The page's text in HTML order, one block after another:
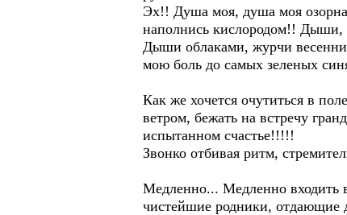
Эх!! Душа моя, душа моя
наполнись кислородом!! Дыши,
Дыши облаками, журчи
мою боль до самых зеленых
Как же хочется очутиться в
ветром, бежать на встречу
испытанном счастье!!!!!
Звонко отбивая ритм,
Медленно... Медленно входить
чистейшие родники, отдающие